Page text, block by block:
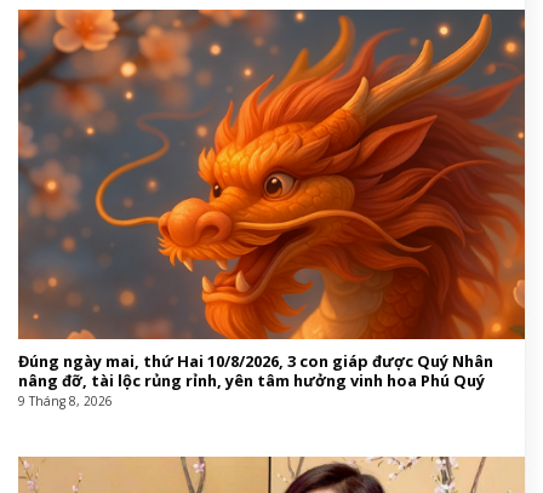
Đúng ngày mai, thứ Hai 10/8/2026, 3 con giáp được Quý Nhân
nâng đỡ, tài lộc rủng rỉnh, yên tâm hưởng vinh hoa Phú Quý
9 Tháng 8, 2026